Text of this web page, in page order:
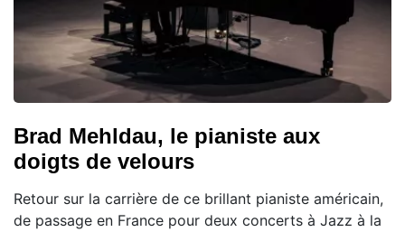
Brad Mehldau, le pianiste aux
doigts de velours
Retour sur la carrière de ce brillant pianiste américain,
de passage en France pour deux concerts à Jazz à la